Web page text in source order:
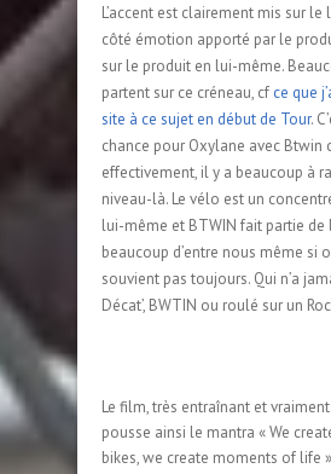
L’accent est clairement mis sur le
côté émotion apporté par le
sur le produit en lui-même.
partent sur ce créneau, cf ce que
site à ce sujet en début de Tour.
chance pour Oxylane avec Btwin
effectivement, il y a beaucoup à
niveau-là. Le vélo est un
lui-même et BTWIN fait partie de
beaucoup d’entre nous même si
souvient pas toujours. Qui n’a
Décat’, BWTIN ou roulé sur un
Le film, très entraînant et
pousse ainsi le mantra « We
bikes, we create moments of life